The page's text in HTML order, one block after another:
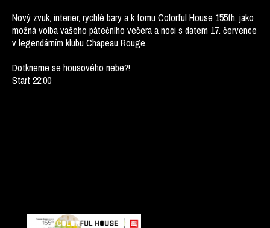
Nový zvuk, interier, rychlé bary a k tomu Colorful House 155th, jako
možná volba vašeho pátečního večera a noci s datem 17. července
v legendárním klubu Chapeau Rouge.
Dotkneme se housového nebe?!
Start 22:00